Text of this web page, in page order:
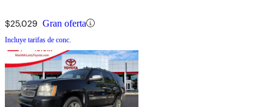
$25,029 Gran oferta
Incluye tarifas de conc.